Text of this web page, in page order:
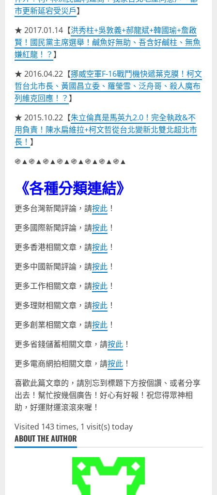
市更新延宕受災戶】
★ 2017.01.14【洪秀柱+吳敦義+郝龍斌+韓國瑜+詹啟
賢！國民黨主席選舉！鹹魚好無助、吾含好鹹柱、無魚
嫌紅龍！？】
★ 2016.04.22【挪威空軍F-16戰鬥機快遞葉克膜！柯文
哲台北市長、黃國昌立委、羅瑩雪、泛舟哥、殺人魔布
列維克回應！？】
★ 2015.10.22【朱立倫真是馬英九2.0！完全執政&不
用負責！陳水扁維拉+柯文哲從台北變新北雙北超北市
長！ 】
֍▲֍▲֍▲֍▲֍▲֍▲֍▲֍▲
《各種分類連結》
更多台灣新聞評論，請按此 ！
更多國際新聞評論，請按此 ！
更多香港相關文章，請按此 ！
更多中國新聞評論，請按此 ！
更多工作相關文章，請按此 ！
更多理財相關文章，請按此 ！
更多創業相關文章，請按此 ！
更多省錢儲蓄相關文章，請按此 ！
更多電商網拍相關文章，請按此 ！
喜歡此篇文章的，請別忘到標題下方按個讚、或者分享
出去！幫忙按幾個廣告！好心有好報！祝您得眾神相
助，好運財運滾滾來喔！
Visited 143 times, 1 visit(s) today
ABOUT THE AUTHOR